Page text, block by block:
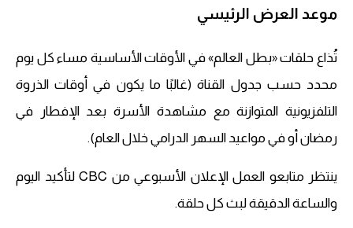
موعد العرض الرئيسي
تُذاع حلقات «بطل العالم» في الأوقات الأساسية مساء كل يوم
محدد حسب جدول القناة (غالبًا ما يكون في أوقات الذروة
التلفزيونية المتوازنة مع مشاهدة الأسرة بعد الإفطار في
رمضان أو في مواعيد السهر الدرامي خلال العام).
ينتظر متابعو العمل الإعلان الأسبوعي من CBC لتأكيد اليوم
والساعة الدقيقة لبث كل حلقة.